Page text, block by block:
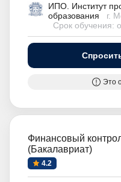
ИПО. Институт
образования
г.
Срок обучения:
Это
Финансовый
(Бакалавриат)
4.2